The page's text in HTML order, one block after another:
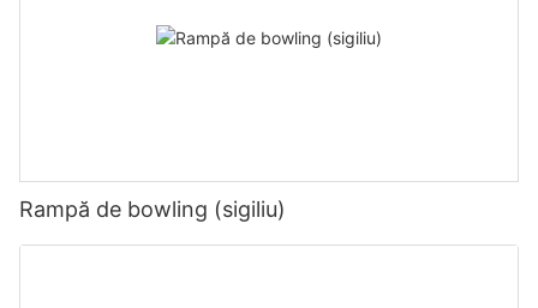
Rampă de bowling (sigiliu)